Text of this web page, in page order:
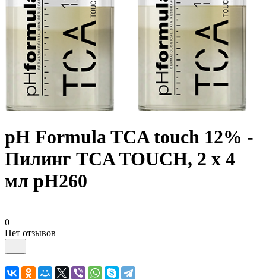
pH Formula TCA touch 12% -
Пилинг ТСA TOUCH, 2 х 4
мл pH260
0
Нет отзывов